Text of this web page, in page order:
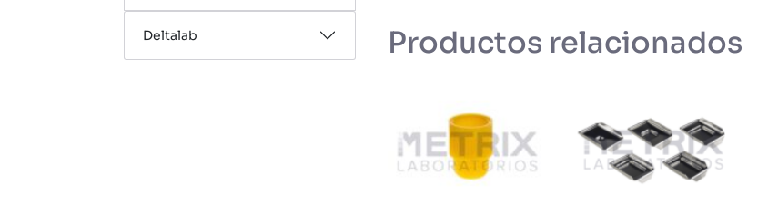
Deltalab Productos relacionados